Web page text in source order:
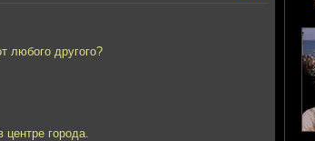
любого другого?
города.